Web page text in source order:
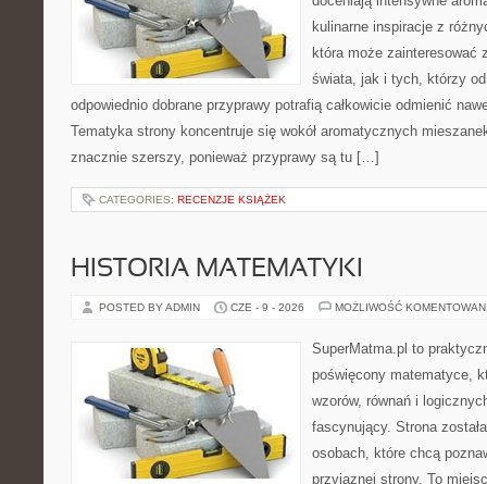
kulinarne inspiracje z
która może zainteresować
świata, jak i tych, którzy
odpowiednio dobrane przyprawy potrafią całkowicie odmienić
Tematyka strony koncentruje się wokół aromatycznych
znacznie szerszy, ponieważ przyprawy są tu […]
CATEGORIES: RECENZJE KSIĄŻEK
HISTORIA MATEMATYKI
POSTED BY ADMIN CZE - 9 - 2026 MOŻLIWOŚĆ
SuperMatma.pl to
poświęcony matematyce,
wzorów, równań i
fascynujący. Strona
osobach, które chcą
przyjaznej strony. To